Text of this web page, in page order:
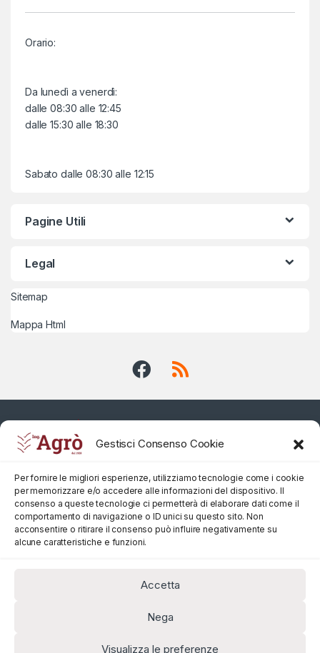
Gestisci Consenso Cookie
Per fornire le migliori esperienze, utilizziamo tecnologie come i cookie
per memorizzare e/o accedere alle informazioni del dispositivo. Il
consenso a queste tecnologie ci permetterà di elaborare dati come il
comportamento di navigazione o ID unici su questo sito. Non
acconsentire o ritirare il consenso può influire negativamente su
alcune caratteristiche e funzioni.
Accetta
Nega
Visualizza le preferenze
Orario:
Da lunedì a venerdì:
dalle 08:30 alle 12:45
dalle 15:30 alle 18:30
Sabato dalle 08:30 alle 12:15
Pagine Utili
Legal
Sitemap
Mappa Html